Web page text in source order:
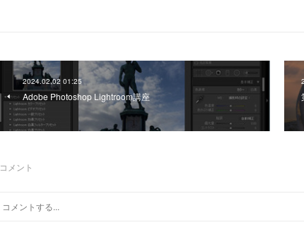
2024.02.02 01:25
Adobe Photoshop Lightroom講座
コメント